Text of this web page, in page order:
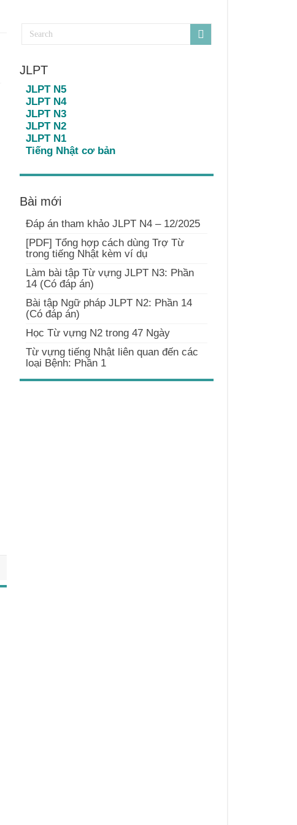
JLPT
JLPT N5
JLPT N4
JLPT N3
JLPT N2
JLPT N1
Tiếng Nhật cơ bản
Bài mới
Đáp án tham khảo JLPT N4 – 12/2025
[PDF] Tổng hợp cách dùng Trợ Từ
trong tiếng Nhật kèm ví dụ
Làm bài tập Từ vựng JLPT N3: Phần
14 (Có đáp án)
Bài tập Ngữ pháp JLPT N2: Phần 14
(Có đáp án)
Học Từ vựng N2 trong 47 Ngày
Từ vựng tiếng Nhật liên quan đến các
loại Bệnh: Phần 1